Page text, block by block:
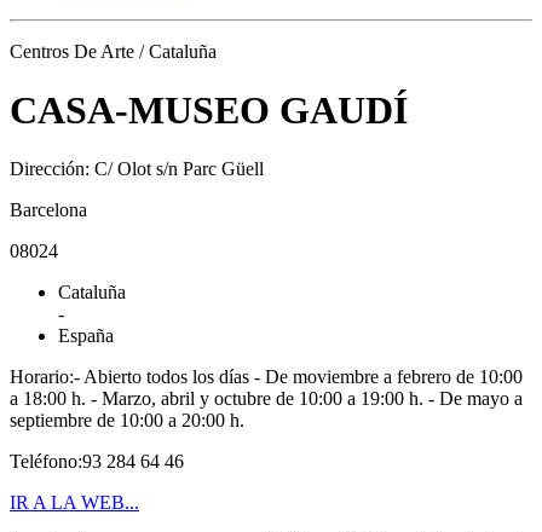
Centros De Arte / Cataluña
CASA-MUSEO GAUDÍ
Dirección: C/ Olot s/n Parc Güell
Barcelona
08024
Cataluña
-
España
Horario:- Abierto todos los días - De moviembre a febrero de 10:00
a 18:00 h. - Marzo, abril y octubre de 10:00 a 19:00 h. - De mayo a
septiembre de 10:00 a 20:00 h.
Teléfono:93 284 64 46
IR A LA WEB...